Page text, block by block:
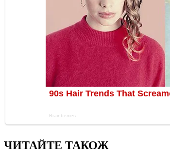
ЧИТАЙТЕ ТАКОЖ